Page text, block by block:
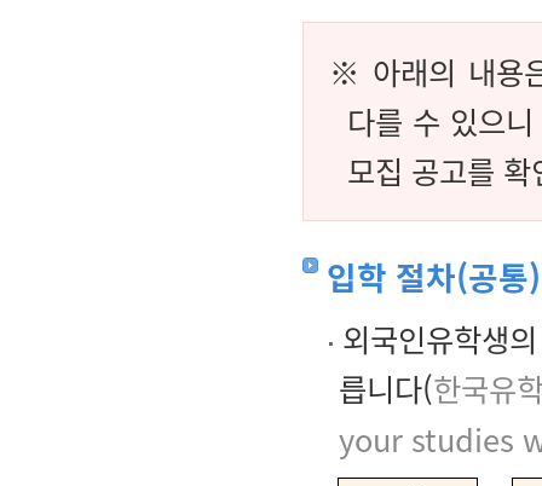
※ 아래의 내용
다를 수 있으
모집 공고를
입학 절차(공통)
외국인유학생
릅니다(한국유
your studies